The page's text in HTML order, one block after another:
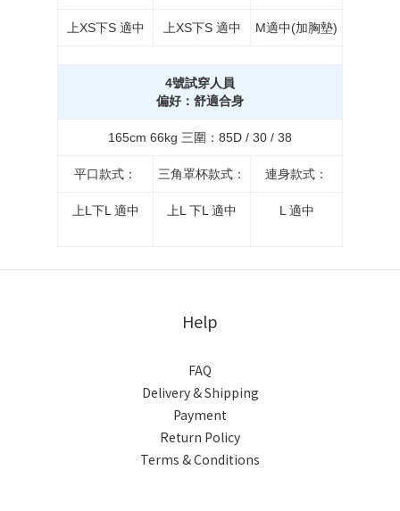
上XS下S 適中 上XS下S 適中 M適中(加胸墊)
4號試穿人員
偏好：舒適合身
165cm 66kg 三圍：85D / 30 / 38
平口款式： 三角罩杯款式： 連身款式：
上L下L 適中 上L 下L 適中 L 適中
Help
FAQ
Delivery & Shipping
Payment
Return Policy
Terms & Conditions